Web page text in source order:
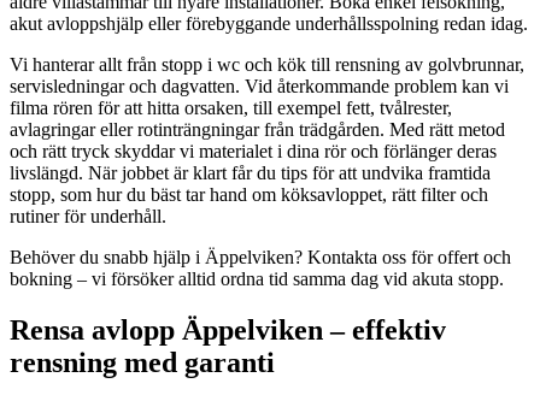
akut avloppshjälp eller förebyggande underhållsspolning redan idag.
Vi hanterar allt från stopp i wc och kök till rensning av golvbrunnar,
servisledningar och dagvatten. Vid återkommande problem kan vi
filma rören för att hitta orsaken, till exempel fett, tvålrester,
avlagringar eller rotinträngningar från trädgården. Med rätt metod
och rätt tryck skyddar vi materialet i dina rör och förlänger deras
livslängd. När jobbet är klart får du tips för att undvika framtida
stopp, som hur du bäst tar hand om köksavloppet, rätt filter och
rutiner för underhåll.
Behöver du snabb hjälp i Äppelviken? Kontakta oss för offert och
bokning – vi försöker alltid ordna tid samma dag vid akuta stopp.
Rensa avlopp Äppelviken – effektiv
rensning med garanti